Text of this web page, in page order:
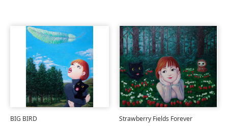
BIG BIRD Strawberry Fields Forever